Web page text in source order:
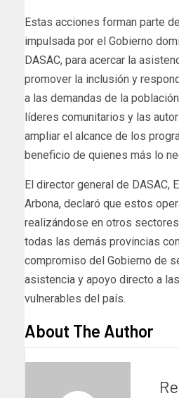
Estas acciones forman parte
impulsada por el Gobierno
DASAC, para acercar la
promover la inclusión y
a las demandas de la
líderes comunitarios y las
ampliar el alcance de los
beneficio de quienes más lo
El director general de DASAC,
Arbona, declaró que estos
realizándose en otros
todas las demás provincias
compromiso del Gobierno de
asistencia y apoyo directo a
vulnerables del país.
About The Author